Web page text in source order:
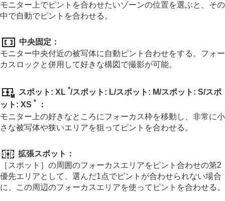
画像に効果を加える
ドライブモードを使う（連写/セルフタイマー）
より高解像の静止画を撮影する
画質や記録形式を設定する
タッチ機能を使う
シャッターの設定
フラッシュを使う
手ブレを補正する
レンズ補正
ノイズリダクション
撮影中の画面表示を設定する
動画を撮影しながら静止画を切り出す
TC/UB設定
外部RAWレコーダーにRAW動画を出力する
画像と音声をライブ配信する
モニター上でピントを合わせたいゾーンの位置を選ぶと、その
中で自動でピントを合わせる。
中央固定 ：
モニター中央付近の被写体に自動ピント合わせをする。フォー
カスロックと併用して好きな構図で撮影が可能。
スポット: XL */スポット: L/スポット: M/スポット: S/スポ
ット: XS * ：
モニター上の好きなところにフォーカス枠を移動し、非常に小
さな被写体や狭いエリアを狙ってピントを合わせる。
拡張スポット ：
［スポット］ の周囲のフォーカスエリアをピント合わせの第2
優先エリアとして、選んだ1点でピントが合わせられない場合
に、この周辺のフォーカスエリアを使ってピントを合わせる。